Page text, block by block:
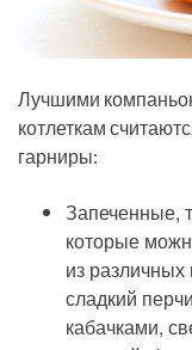
Лучшими
котлеткам
гарниры:
Запеченные,
которые
из
сладкий
кабачками,